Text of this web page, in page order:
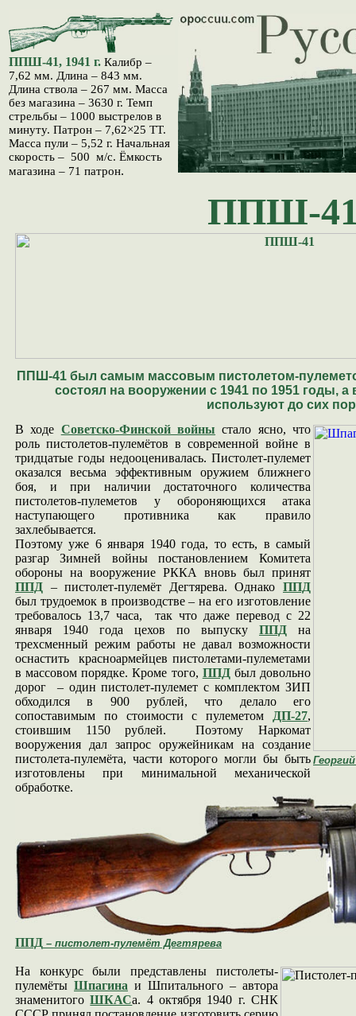
ППШ-41, 1941 г. Калибр –
7,62 мм. Длина – 843 мм.
Длина ствола – 267 мм. Масса
без магазина – 3630 г. Темп
стрельбы – 1000 выстрелов в
минуту. Патрон – 7,62×25 ТТ.
Масса пули – 5,52 г. Начальная
скорость – 500 м/с. Ёмкость
магазина – 71 патрон.
ППШ-
ППШ-41 был самым массовым пистолетом-
состоял на вооружении с 1941 по 1951 годы, а
используют до сих
В ходе Советско-Финской войны стало ясно, что
роль пистолетов-пулемётов в современной войне в
тридцатые годы недооценивалась. Пистолет-пулемет
оказался весьма эффективным оружием ближнего
боя, и при наличии достаточного количества
пистолетов-пулеметов у обороняющихся атака
наступающего противника как правило
захлебывается.
Поэтому уже 6 января 1940 года, то есть, в самый
разгар Зимней войны постановлением Комитета
обороны на вооружение РККА вновь был принят
ППД – пистолет-пулемёт Дегтярева. Однако ППД
был трудоемок в производстве – на его изготовление
требовалось 13,7 часа, так что даже перевод с 22
января 1940 года цехов по выпуску ППД на
трехсменный режим работы не давал возможности
оснастить красноармейцев пистолетами-пулеметами
в массовом порядке. Кроме того, ППДбыл довольно
дорог – один пистолет-пулемет с комплектом ЗИП
обходился в 900 рублей, что делало его
сопоставимым по стоимости с пулеметом
ДП-27,
стоившим 1150 рублей. Поэтому Наркомат
вооружения дал запрос оружейникам на создание
пистолета-пулемёта, части которого могли бы быть
изготовлены при минимальной механической
обработке.
ППД – пистолет-пулемёт Дегтярева
На конкурс были представлены пистолеты-
пулемёты Шпагина и Шпитального – автора
знаменитого ШКАСа. 4 октября 1940 г. СНК